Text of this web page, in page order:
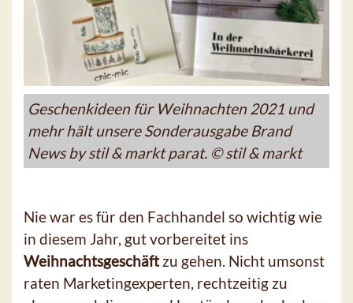
Geschenkideen für Weihnachten 2021 und
mehr hält unsere Sonderausgabe Brand
News by stil & markt parat. © stil & markt
Nie war es für den Fachhandel so wichtig wie
in diesem Jahr, gut vorbereitet ins
Weihnachtsgeschäftzu gehen. Nicht umsonst
raten Marketingexperten, rechtzeitig zu